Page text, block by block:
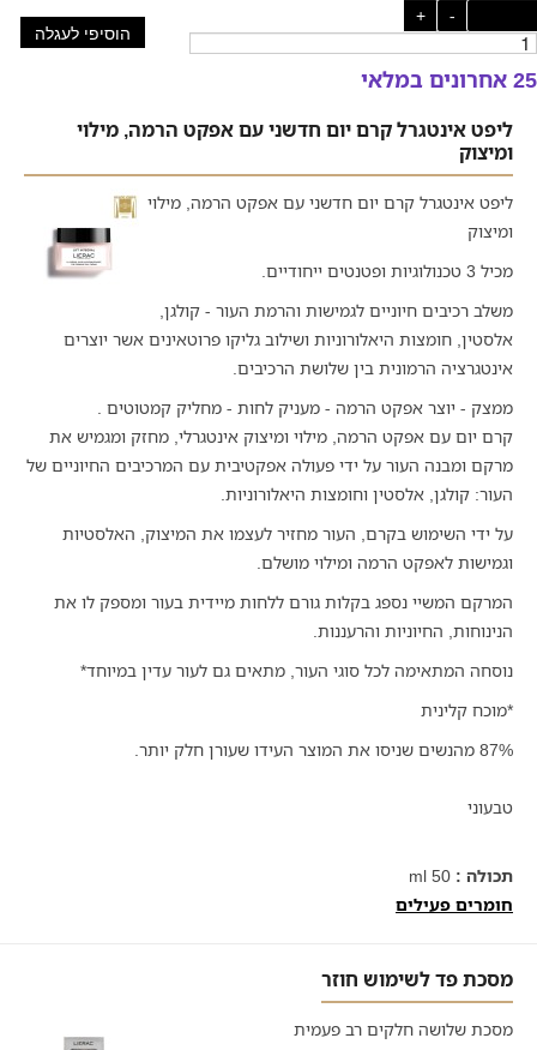
-
+
הוסיפי לעגלה
25 אחרונים במלאי
ליפט אינטגרל קרם יום חדשני עם אפקט הרמה, מילוי
ומיצוק
ליפט אינטגרל קרם יום חדשני עם אפקט הרמה, מילוי
ומיצוק
מכיל 3 טכנולוגיות ופטנטים ייחודיים.
משלב רכיבים חיוניים לגמישות והרמת העור - קולגן,
אלסטין, חומצות היאלורוניות ושילוב גליקו פרוטאינים אשר יוצרים
אינטגרציה הרמונית בין שלושת הרכיבים.
ממצק - יוצר אפקט הרמה - מעניק לחות - מחליק קמטוטים .
קרם יום עם אפקט הרמה, מילוי ומיצוק אינטגרלי, מחזק ומגמיש את
מרקם ומבנה העור על ידי פעולה אפקטיבית עם המרכיבים החיוניים של
העור: קולגן, אלסטין וחומצות היאלורוניות.
על ידי השימוש בקרם, העור מחזיר לעצמו את המיצוק, האלסטיות
וגמישות לאפקט הרמה ומילוי מושלם.
המרקם המשיי נספג בקלות גורם ללחות מיידית בעור ומספק לו את
הנינוחות, החיוניות והרעננות.
נוסחה המתאימה לכל סוגי העור, מתאים גם לעור עדין במיוחד*
*מוכח קלינית
87% מהנשים שניסו את המוצר העידו שעורן חלק יותר.
טבעוני
תכולה : 50 ml
חומרים פעילים
מסכת פד לשימוש חוזר
מסכת שלושה חלקים רב פעמית